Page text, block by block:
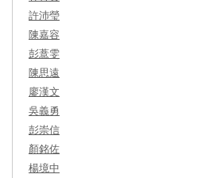
許沛瑩
陳嘉容
彭薏雯
陳思遠
廖漢文
吳義勇
彭崇信
顏銘佐
楊境中